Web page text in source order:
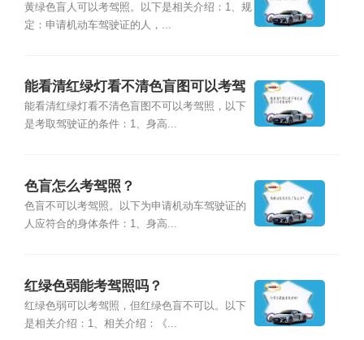
黄绿色盲人可以考驾照。以下是相关介绍：1、规
定：申请机动车驾驶证的人，...
能看清红绿灯看不清色盲图可以考驾
照吗？
能看清红绿灯看不清色盲图不可以考驾照，以下
是考取驾驶证的条件：1、身高...
色盲怎么考驾照？
色盲不可以考驾照。以下为申请机动车驾驶证的
人应符合的身体条件：1、身高...
红绿色弱能考驾照吗？
红绿色弱可以考驾照，但红绿色盲不可以。以下
是相关介绍：1、相关介绍：《...